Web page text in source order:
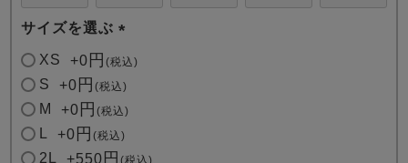
サイズを選ぶ
(
)
XS +0 税込
S +0 税込
M +0 税込
+0 税込
2L +550 税込